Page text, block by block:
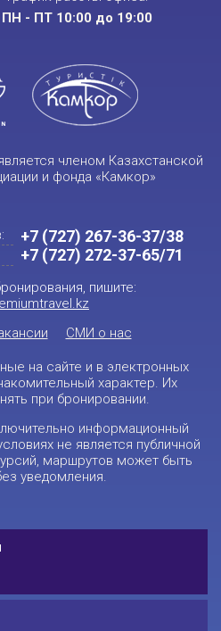
ПН - ПТ 10:00 до 19:00
членом Казахстанской
и фонда «Камкор»
+7 (727) 267-36-37/38
+7 (727) 272-37-65/71
пишите:
СМИ о нас
на сайте и в электронных
характер. Их
при бронировании.
информационный
не является публичной
маршрутов может быть
уведомления.